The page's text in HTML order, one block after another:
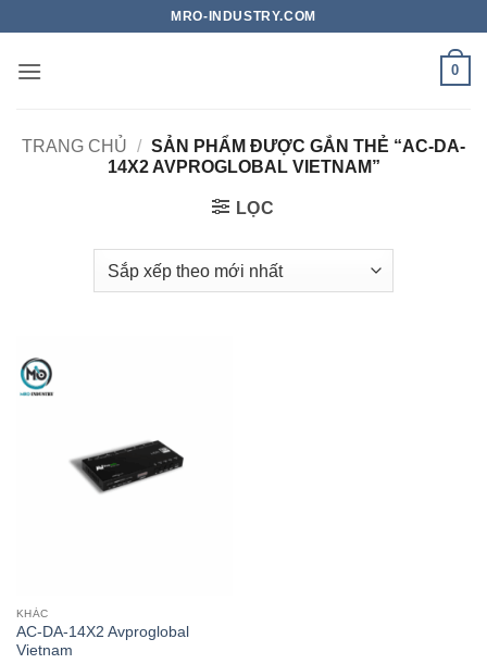
nội
MRO-INDUSTRY.COM
0
TRANG CHỦ / SẢN PHẨM ĐƯỢC GẮN THẺ “AC-DA-
14X2 AVPROGLOBAL VIETNAM”
LỌC
KHÁC
AC-DA-14X2 Avproglobal
Vietnam